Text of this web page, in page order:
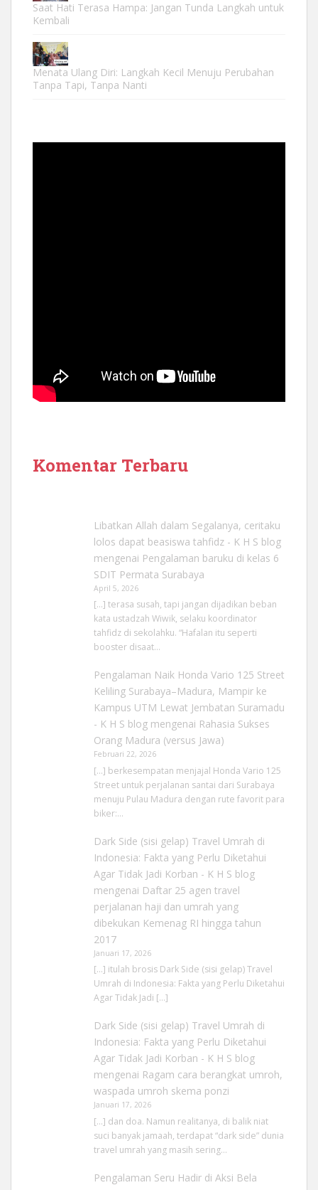
Saat Hati Terasa Hampa: Jangan Tunda Langkah untuk
Kembali
Menata Ulang Diri: Langkah Kecil Menuju Perubahan
Tanpa Tapi, Tanpa Nanti
Komentar Terbaru
Libatkan Allah dalam Segalanya, ceritaku
lolos dapat beasiswa tahfidz - K H S blog
mengenai Pengalaman baruku di kelas 6
SDIT Permata Surabaya
April 5, 2026
[…] terasa susah, tapi jangan dijadikan beban
kata ustadzah Wiwik, selaku koordinator
tahfidz di sekolahku. “Hafalan itu seperti
booster disaat…
Pengalaman Naik Honda Vario 125 Street
Keliling Surabaya–Madura, Mampir ke
Kampus UTM Lewat Jembatan Suramadu
- K H S blogmengenai Rahasia Sukses
Orang Madura (versus Jawa)
Februari 22, 2026
[…] berkesempatan menjajal Honda Vario 125
Street untuk perjalanan santai dari Surabaya
menuju Pulau Madura dengan rute favorit para
biker:…
Dark Side (sisi gelap) Travel Umrah di
Indonesia: Fakta yang Perlu Diketahui
Agar Tidak Jadi Korban - K H S blog
mengenai Daftar 25 agen travel
perjalanan haji dan umrah yang
dibekukan Kemenag RI hingga tahun
2017
Januari 17, 2026
[…] itulah brosis Dark Side (sisi gelap) Travel
Umrah di Indonesia: Fakta yang Perlu Diketahui
Agar Tidak Jadi […]
Dark Side (sisi gelap) Travel Umrah di
Indonesia: Fakta yang Perlu Diketahui
Agar Tidak Jadi Korban - K H S blog
mengenai Ragam cara berangkat umroh,
waspada umroh skema ponzi
Januari 17, 2026
[…] dan doa. Namun realitanya, di balik niat
suci banyak jamaah, terdapat “dark side” dunia
travel umrah yang masih sering…
Pengalaman Seru Hadir di Aksi Bela